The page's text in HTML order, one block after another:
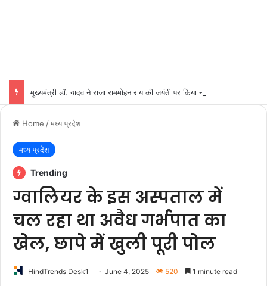
मुख्यमंत्री डॉ. यादव ने राजा राममोहन राय की जयंती पर किया नमन
Home /मध्य प्रदेश
मध्य प्रदेश
Trending
ग्वालियर के इस अस्पताल में
चल रहा था अवैध गर्भपात का
खेल, छापे में खुली पूरी पोल
HindTrends Desk1 June 4, 2025 520 1 minute read